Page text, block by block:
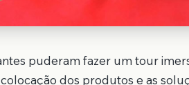
puderam fazer um tour
dos produtos e as